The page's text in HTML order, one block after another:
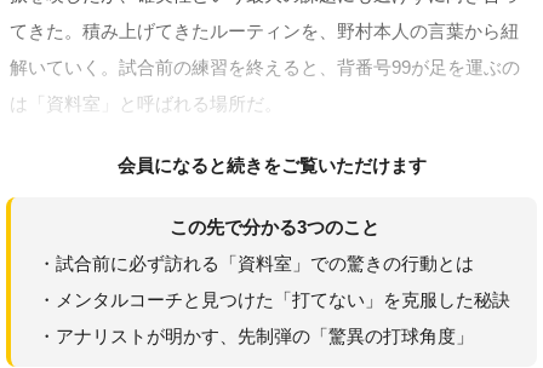
てきた。積み上げてきたルーティンを、野村本人の言葉から紐
解いていく。試合前の練習を終えると、背番号99が足を運ぶの
は「資料室」と呼ばれる場所だ。
会員になると続きをご覧いただけます
この先で分かる3つのこと
・試合前に必ず訪れる「資料室」での驚きの行動とは
・メンタルコーチと見つけた「打てない」を克服した秘訣
・アナリストが明かす、先制弾の「驚異の打球角度」